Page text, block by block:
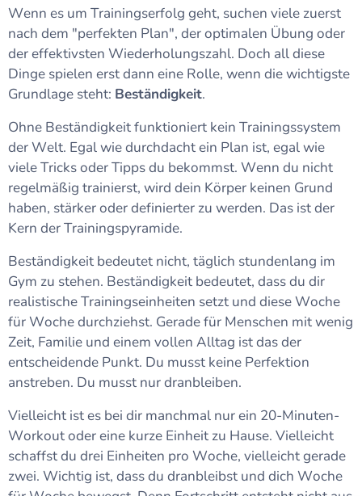
Wenn es um Trainingserfolg geht, suchen viele zuerst
nach dem "perfekten Plan", der optimalen Übung oder
der effektivsten Wiederholungszahl. Doch all diese
Dinge spielen erst dann eine Rolle, wenn die wichtigste
Grundlage steht: Beständigkeit.
Ohne Beständigkeit funktioniert kein Trainingssystem
der Welt. Egal wie durchdacht ein Plan ist, egal wie
viele Tricks oder Tipps du bekommst. Wenn du nicht
regelmäßig trainierst, wird dein Körper keinen Grund
haben, stärker oder definierter zu werden. Das ist der
Kern der Trainingspyramide.
Beständigkeit bedeutet nicht, täglich stundenlang im
Gym zu stehen. Beständigkeit bedeutet, dass du dir
realistische Trainingseinheiten setzt und diese Woche
für Woche durchziehst. Gerade für Menschen mit wenig
Zeit, Familie und einem vollen Alltag ist das der
entscheidende Punkt. Du musst keine Perfektion
anstreben. Du musst nur dranbleiben.
Vielleicht ist es bei dir manchmal nur ein 20-Minuten-
Workout oder eine kurze Einheit zu Hause. Vielleicht
schaffst du drei Einheiten pro Woche, vielleicht gerade
zwei. Wichtig ist, dass du dranbleibst und dich Woche